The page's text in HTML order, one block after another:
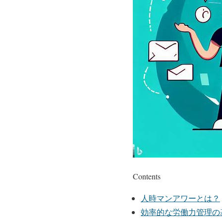
Contents
人時マンアワーとは？
効率的な労働力管理